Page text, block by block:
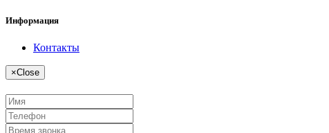
Информация
Контакты
×Close